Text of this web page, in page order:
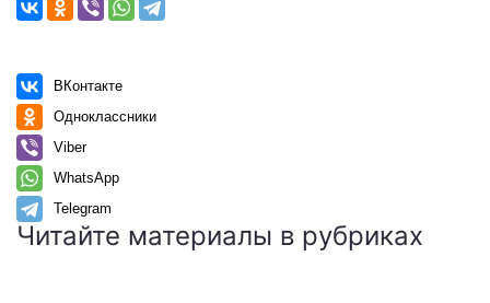
ВКонтакте
Одноклассники
Viber
WhatsApp
Telegram
Читайте материалы в рубриках